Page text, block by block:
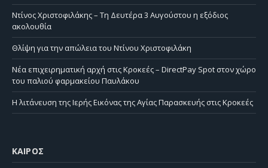
Ντίνος Χριστοφιλάκης – Τη Δευτέρα 3 Αυγούστου η εξόδιος
ακολουθία
Θλίψη για την απώλεια του Ντίνου Χριστοφιλάκη
Νέα επιχειρηματική αρχή στις Κροκεές – DirectPay Spot στον χώρο
του παλιού φαρμακείου Παυλάκου
Η λιτάνευση της Ιερής Εικόνας της Αγίας Παρασκευής στις Κροκεές
ΚΑΙΡΌΣ